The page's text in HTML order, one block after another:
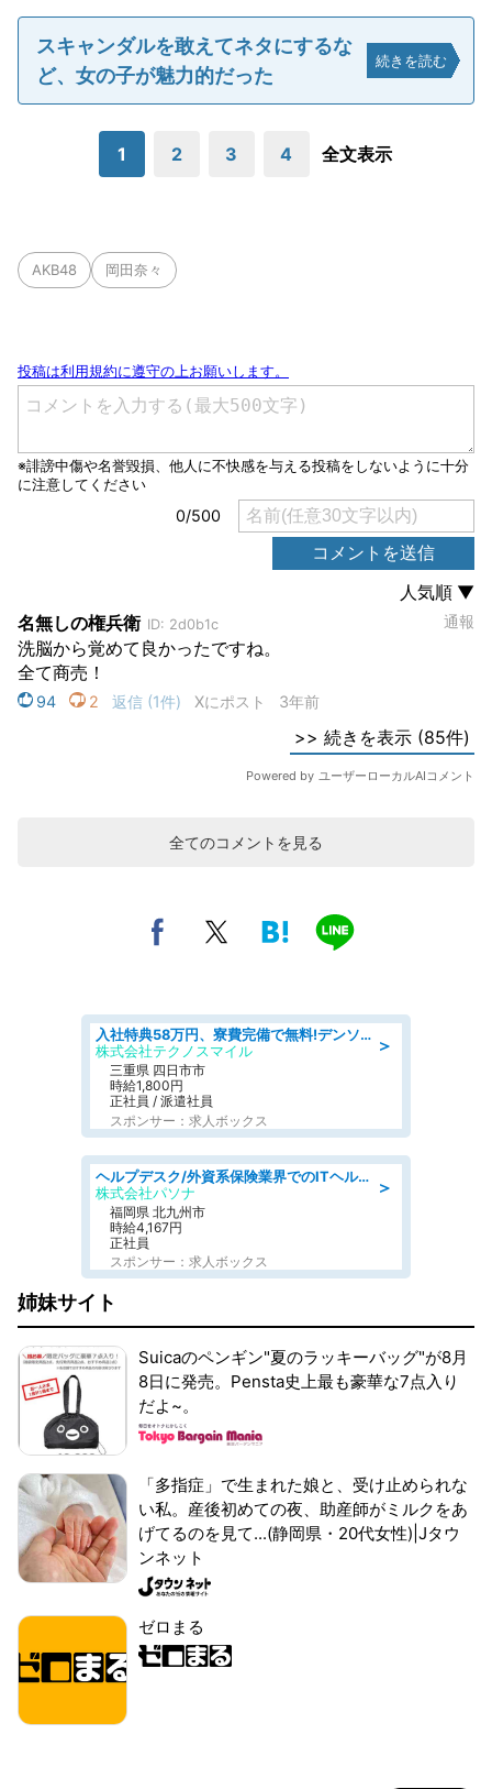
スキャンダルを敢えてネタにするな
ど、女の子が魅力的だった
続きを読む
1 2 3 4 全文表示
AKB48 岡田奈々
全てのコメントを見る
＞
入社特典58万円、寮費完備で無料!デンソーで働こう!自動車工場で小型部品の検査業務 denso aichi
株式会社テクノスマイル
三重県 四日市市
時給1,800円
正社員 / 派遣社員
スポンサー：求人ボックス
＞
ヘルプデスク/外資系保険業界でのITヘルプデスク業務/駅近/即日勤務可/ヘルプデスク
株式会社パソナ
福岡県 北九州市
時給4,167円
正社員
スポンサー：求人ボックス
姉妹サイト
Suicaのペンギン"夏のラッキーバッグ"が8月
8日に発売。Pensta史上最も豪華な7点入り
だよ~。
「多指症」で生まれた娘と、受け止められな
い私。産後初めての夜、助産師がミルクをあ
げてるのを見て...(静岡県・20代女性)|Jタウ
ンネット
ゼロまる